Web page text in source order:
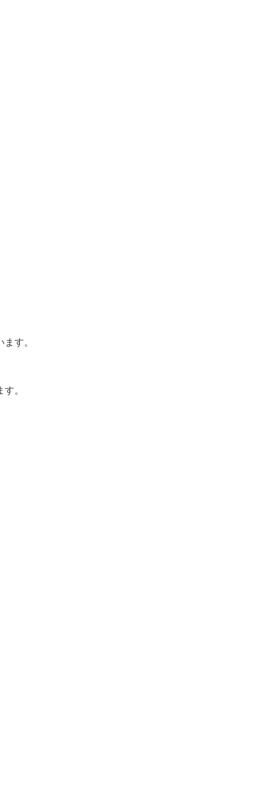
す。
。